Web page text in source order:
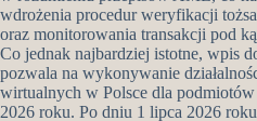
wdrożenia procedur weryfikacji
oraz monitorowania transakcji pod
Co jednak najbardziej istotne, wpis
pozwala na wykonywanie
wirtualnych w Polsce dla
2026 roku. Po dniu 1 lipca 2026